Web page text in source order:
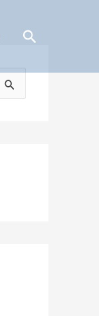
Поиск